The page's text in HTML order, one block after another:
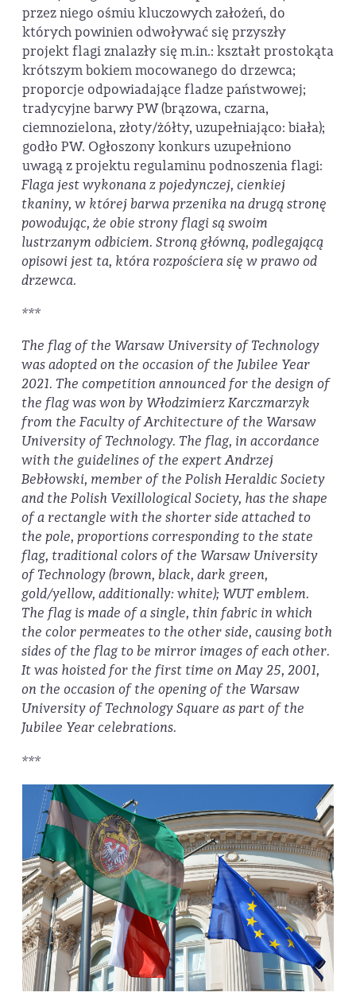
przez niego ośmiu kluczowych założeń, do
których powinien odwoływać się przyszły
projekt flagi znalazły się m.in.: kształt prostokąta
krótszym bokiem mocowanego do drzewca;
proporcje odpowiadające fladze państwowej;
tradycyjne barwy PW (brązowa, czarna,
ciemnozielona, złoty/żółty, uzupełniająco: biała);
godło PW. Ogłoszony konkurs uzupełniono
uwagą z projektu regulaminu podnoszenia flagi:
Flaga jest wykonana z pojedynczej, cienkiej
tkaniny, w której barwa przenika na drugą stronę
powodując, że obie strony flagi są swoim
lustrzanym odbiciem. Stroną główną, podlegającą
opisowi jest ta, która rozpościera się w prawo od
drzewca.
***
The flag of the Warsaw University of Technology
was adopted on the occasion of the Jubilee Year
2021. The competition announced for the design of
the flag was won by Włodzimierz Karczmarzyk
from the Faculty of Architecture of the Warsaw
University of Technology. The flag, in accordance
with the guidelines of the expert Andrzej
Bebłowski, member of the Polish Heraldic Society
and the Polish Vexillological Society, has the shape
of a rectangle with the shorter side attached to
the pole, proportions corresponding to the state
flag, traditional colors of the Warsaw University
of Technology (brown, black, dark green,
gold/yellow, additionally: white); WUT emblem.
The flag is made of a single, thin fabric in which
the color permeates to the other side, causing both
sides of the flag to be mirror images of each other.
It was hoisted for the first time on May 25, 2001,
on the occasion of the opening of the Warsaw
University of Technology Square as part of the
Jubilee Year celebrations.
***